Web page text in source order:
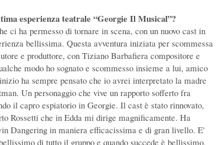
esperienza teatrale “Georgie Il Musical”?
ci ha permesso di tornare in scena, con un nuovo cast in
bellissima. Questa avventura iniziata per scommessa
e produttore, con Tiziano Barbafiera compositore e
modo ho sognato e scommesso insieme a lui, amico
ha sempre pensato che io avrei interpretato la madre
Un personaggio che vive un rapporto sofferto fra
il capro espiatorio in Georgie. Il cast è stato rinnovato,
Rossetti che in Edda mi dirige magnificamente. Ha
Dangering in maniera efficacissima e di gran livello. E'
di tutto il gruppo e quando succede è bellissimo,